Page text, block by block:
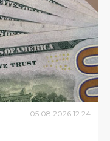
05 08 2026 12:24